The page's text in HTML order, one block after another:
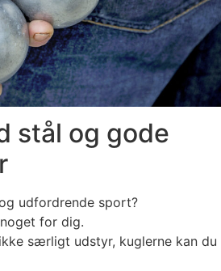
stål og gode
udfordrende sport?
for dig.
særligt udstyr, kuglerne kan du